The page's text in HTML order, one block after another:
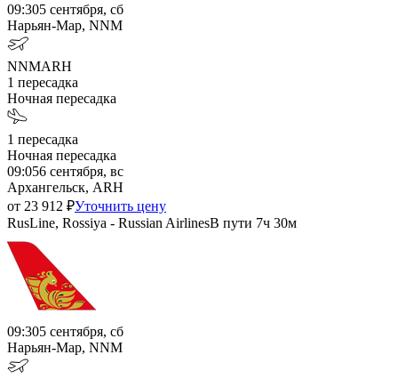
09:305 сентября, сб
Нарьян-Мар, NNM
NNMARH
1 пересадка
Ночная пересадка
1 пересадка
Ночная пересадка
09:056 сентября, вс
Архангельск, ARH
от 23 912 ₽Уточнить цену
RusLine, Rossiya - Russian AirlinesВ пути 7ч 30м
09:305 сентября, сб
Нарьян-Мар, NNM